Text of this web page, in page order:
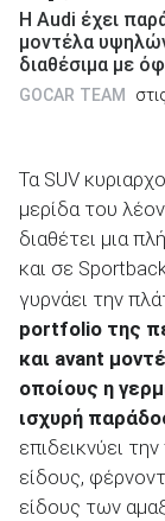
Καινούρια
H Audi έχει
μοντέλα
διαθέσιμα με
GOCAR TEAM
Τα SUV
μερίδα του
διαθέτει μια
και σε
γυρνάει την
portfolio της
και avant
οποίους η
ισχυρή
επιδεικνύει
είδους,
είδους των